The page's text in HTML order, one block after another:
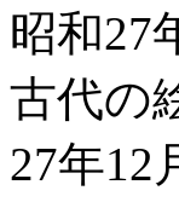
昭和27
古代の
27年12